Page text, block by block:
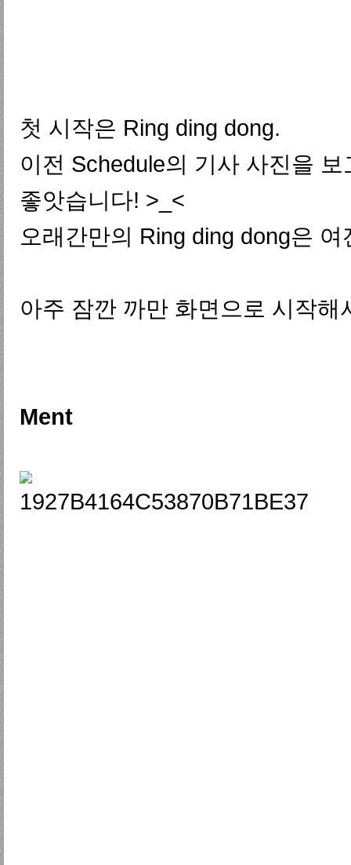
첫 시작은 Ring ding dong.
이전 Schedule의 기사 사진을
좋앗습니다! >_<
오래간만의 Ring ding dong은
아주 잠깐 까만 화면으로 시작해
Ment